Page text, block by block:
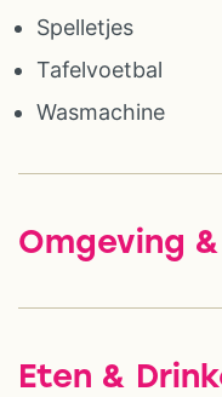
Spelletjes
Tafelvoetbal
Wasmachine
Omgeving
Eten &